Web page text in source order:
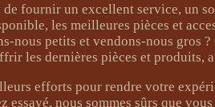
fournir un excellent service, un
les meilleures pièces et
nous petits et vendons-nous gros
les dernières pièces et produits,
efforts pour rendre votre
essayé, nous sommes sûrs que